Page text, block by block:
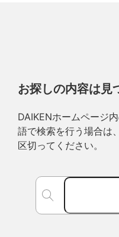
お探しの内容は見
DAIKENホームページ
語で検索を行う場合は
区切ってください。